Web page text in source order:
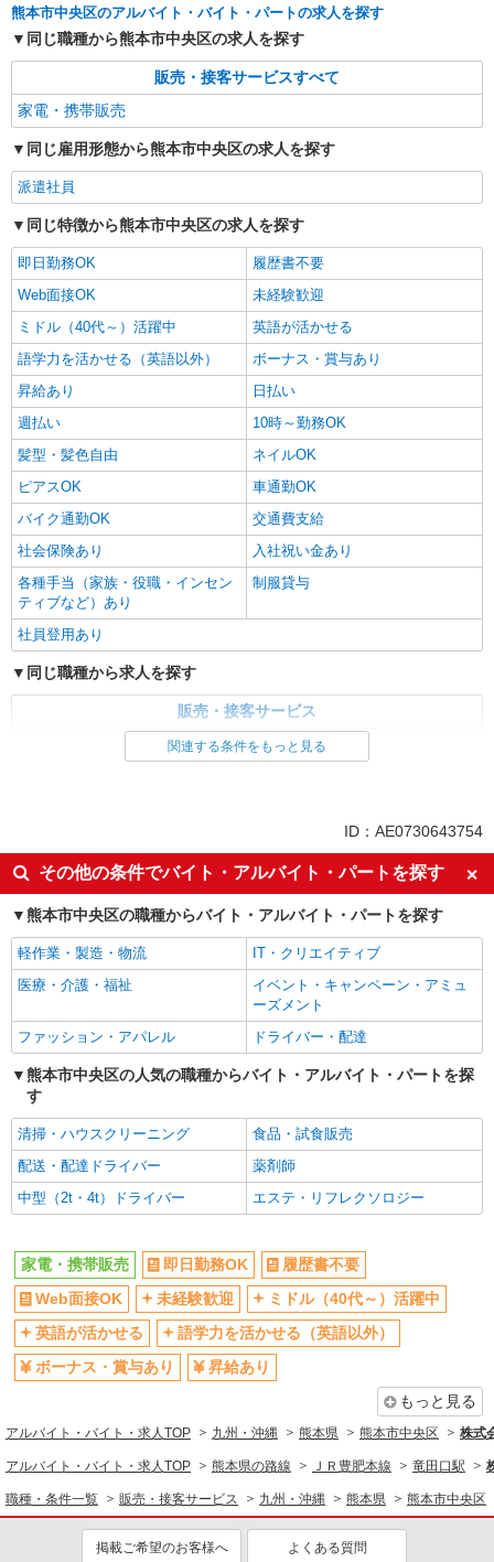
月給259200円〜300000円（経験・能力によ
る） ※残業手当別途支給 ※研修期間6か月・時給
1500円〜 ★交通費別途支給（規定あり） ゜
+゜・。○。・゜+゜・。○。・゜+゜ 入社祝い金10
万円支給(規定有) お友達を紹介頂くと, インセンテ
熊本県熊本市中央区の家電量販店
キープ
株式会社シエロ
月給259200円〜300000円（経験・能力によ
る） ※残業手当別途支給 ※研修期間6か月・時給
1500円〜 ★交通費別途支給（規定あり） ゜
+゜・。○。・゜+゜・。○。・゜+゜ 入社祝い金10
万円支給(規定有) お友達を紹介頂くと, インセンテ
ィブ支給(規定有) ゜・。○。・゜+゜・。○。・゜
+゜
熊本県熊本市中央区の家電量販店
キープ 詳細を見る
紹介予定派遣
株式会社シエロ
【ドコモ】の店舗スタッフ
時給1400円〜 ※残業代支給 ★交通費別途支給
+゜ 入社祝い金10万円支給(規定有) お友達を紹介
頂くと, インセンティブ支給(規定有) ★月2回払
い・週払い可能（規程有）★ ゜・。○。・゜
+゜・。○。・゜+゜
熊本県熊本市中央区のdocomoショップ
詳細を見る
派遣社員
株式会社シエロ
【softbank】人気機種に詳しくなれる携帯販
売
月給240000円〜300800円:（経験・能力によ
る） 固定残業代:37300円〜46600円（25時間相
当） ※時間外勤務の有無にかかわらず固定残業代
は支給されます。また、相当時間を超えて時間外
業代支給 ★交通費別途支給（規定あり） ゜
+゜・。○。・゜+゜・。○。・゜+゜ 入社祝い金10
万円支給(規定有) お友達を紹介頂くと, インセンテ
ィブ支給(規定有) ゜・。○。・゜+゜・。○。・゜
熊本県熊本市中央区のsoftbankショップ
株式会社シエロ
人気機種に詳しくなれる携帯販売
【Y!mobile】
時給1400円〜1450円（経験・能力による） ※
残業代支給 ★交通費別途支給（規定あり） ゜
+゜・。○。・゜+゜・。○。・゜+゜ 入社祝い金10
万円支給(規定有) お友達を紹介頂くと, インセンテ
ィブ支給(規定有) ★月2回払い・週払い可能（規程
有）★ ゜・。○。・゜+゜・。○。・゜+゜
熊本県熊本市中央区の家電量販店
キープ 詳細を見る
派遣社員
株式会社シエロ
人気機種に詳しくなれる携帯販売【au】
月給259200円〜300000円（経験・能力によ
る） ※残業手当別途支給 ※研修期間6か月・時給
1500円〜 ★交通費別途支給（規定あり） ゜
ィブ支給(規定有) ゜・。○。・゜+゜・。○。・゜
+゜
熊本県熊本市中央区の家電量販店
キープ 詳細を見る
派遣社員
株式会社シエロ
人気機種に詳しくなれる携帯販売【au】
月給259200円〜300000円（経験・能力によ
る） ※残業手当別途支給 ※研修期間6か月・時給
1500円〜 ★交通費別途支給（規定あり） ゜
万円支給(規定有) お友達を紹介頂くと, インセンテ
+゜
熊本県熊本市中央区の家電量販店
紹介予定派遣
株式会社シエロ
熊本市中央区のアルバイト・バイト・パートの求人を探す
同じ職種から熊本市中央区の求人を探す
販売・接客サービスすべて
家電・携帯販売
同じ雇用形態から熊本市中央区の求人を探す
派遣社員
同じ特徴から熊本市中央区の求人を探す
即日勤務OK
履歴書不要
Web面接OK
未経験歓迎
ミドル（40代～）活躍中
英語が活かせる
語学力を活かせる（英語以外）
ボーナス・賞与あり
昇給あり
日払い
週払い
10時～勤務OK
髪型・髪色自由
ネイルOK
ピアスOK
車通勤OK
バイク通勤OK
交通費支給
社会保険あり
入社祝い金あり
各種手当（家族・役職・インセン
ティブなど）あり
制服貸与
社員登用あり
同じ職種から求人を探す
販売・接客サービス
英語が活かせる
ボーナス・賞与あり
日払い
車通勤OK
交通費支給
社会保険あり
社員登用あり
関連する条件をもっと見る
ID：AE0730643754
その他の条件でバイト・アルバイト・パートを探す
熊本市中央区の職種からバイト・アルバイト・パートを探す
軽作業・製造・物流
IT・クリエイティブ
医療・介護・福祉
イベント・キャンペーン・アミュ
ーズメント
ファッション・アパレル
ドライバー・配達
熊本市中央区の人気の職種からバイト・アルバイト・パートを探
す
清掃・ハウスクリーニング
食品・試食販売
配送・配達ドライバー
薬剤師
中型（2t・4t）ドライバー
エステ・リフレクソロジー
家電・携帯販売 即日勤務OK
履歴書不要
Web面接OK
未経験歓迎
ミドル（40代～）活躍中
英語が活かせる
語学力を活かせる（英語以外）
ボーナス・賞与あり
昇給あり
もっと見る
アルバイト・バイト・求人TOP 九州・沖縄 熊本県 熊本市中央区 株式
アルバイト・バイト・求人TOP 熊本県の路線 ＪＲ豊肥本線 竜田口駅
職種・条件一覧 販売・接客サービス 九州・沖縄 熊本県 熊本市中央区
掲載ご希望のお客様へ よくある質問